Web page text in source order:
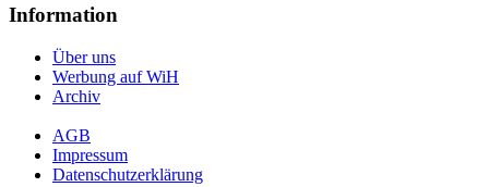
Information
Über uns
Werbung auf WiH
Archiv
AGB
Impressum
Datenschutzerklärung